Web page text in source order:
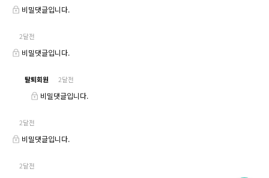
비밀댓글입니다.
2달전
비밀댓글입니다.
탈퇴회원 2달전
비밀댓글입니다.
2달전
비밀댓글입니다.
2달전